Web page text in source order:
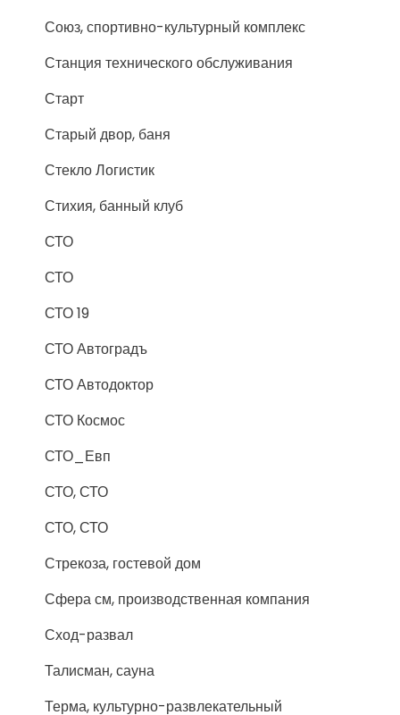
Союз, спортивно-культурный комплекс
Станция технического обслуживания
Старт
Старый двор, баня
Стекло Логистик
Стихия, банный клуб
СТО
СТО
СТО 19
СТО Автоградъ
СТО Автодоктор
СТО Космос
СТО_Евп
СТО, СТО
СТО, СТО
Стрекоза, гостевой дом
Сфера см, производственная компания
Сход-развал
Талисман, сауна
Терма, культурно-развлекательный